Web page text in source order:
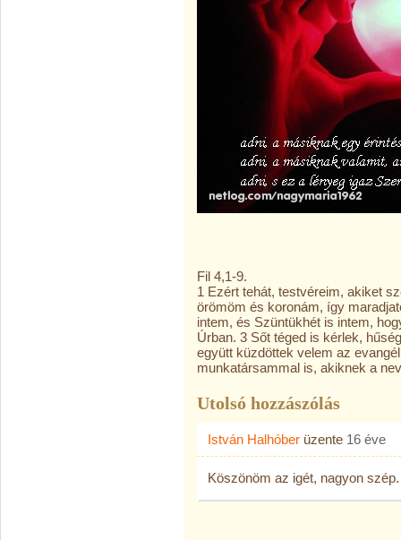
Fil 4,1-9.
1 Ezért tehát, testvéreim, akiket
örömöm és koronám, így
intem, és Szüntükhét is intem,
Úrban. 3 Sőt téged is kérlek,
együtt küzdöttek velem az
munkatársammal is, akiknek a
Utolsó hozzászólás
István Halhóber üzente 16 éve
Köszönöm az igét, nagyon szép.